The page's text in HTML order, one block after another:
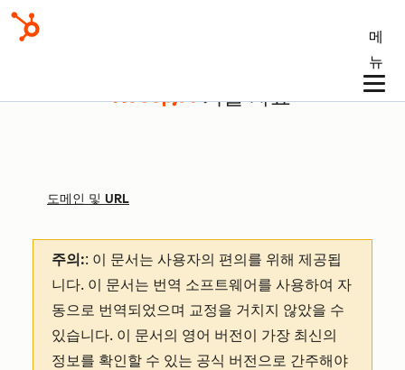
메
뉴
기술 자료
도메인 및 URL
주의:: 이 문서는 사용자의 편의를 위해 제공됩
니다. 이 문서는 번역 소프트웨어를 사용하여 자
동으로 번역되었으며 교정을 거치지 않았을 수
있습니다. 이 문서의 영어 버전이 가장 최신의
정보를 확인할 수 있는 공식 버전으로 간주해야